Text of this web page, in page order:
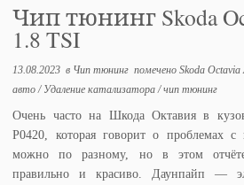
Чип тюнинг Skoda
1.8 TSI
13.08.2023 в Чип тюнинг помеченоSkoda
авто/ Удаление катализатора/чип тюнинг
Очень часто на Шкода Октавия в
P0420, которая говорит о проблемах с
можно по разному, но в этом отчёте
правильно и красиво. Даунпайп —